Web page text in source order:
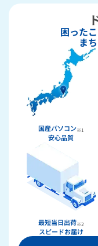
ド
困った
ま
国産パソコン※1
安心品質
最短当日出荷※2
スピードお届け